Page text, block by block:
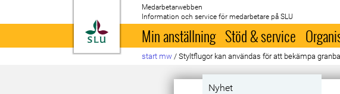
Till startsida
Medarbetarwebben
Information och service för medarbetare på SLU
Min anställning Stöd & service
start mw / Styltflugor kan användas för att bekämpa
Nyhet